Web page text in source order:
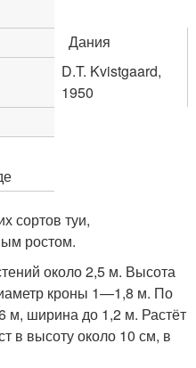
Дания
D.T. Kvistgaard,
1950
сортов туи,
ростом.
около 2,5 м. Высота
кроны 1—1,8 м. По
м, ширина до 1,2 м. Растёт
в высоту около 10 см, в